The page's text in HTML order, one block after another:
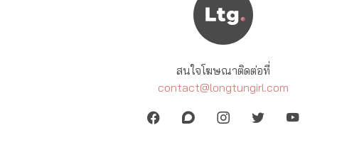
สนใจโฆษณาติดต่อที่
contact@longtungirl.com